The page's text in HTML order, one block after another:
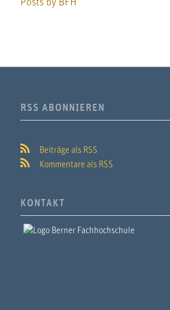
Posts by BFH
RSS ABONNIEREN
Beiträge als RSS
Kommentare als RSS
KONTAKT